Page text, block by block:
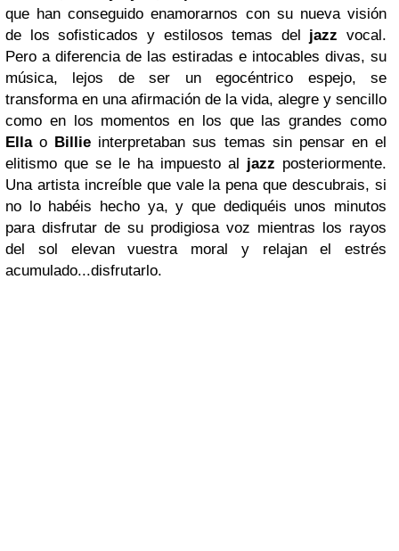
que han conseguido enamorarnos con su nueva visión
de los sofisticados y estilosos temas del jazz vocal.
Pero a diferencia de las estiradas e intocables divas, su
música, lejos de ser un egocéntrico espejo, se
transforma en una afirmación de la vida, alegre y sencillo
como en los momentos en los que las grandes como
Ellao Billie interpretaban sus temas sin pensar en el
elitismo que se le ha impuesto al jazz posteriormente.
Una artista increíble que vale la pena que descubrais, si
no lo habéis hecho ya, y que dediquéis unos minutos
para disfrutar de su prodigiosa voz mientras los rayos
del sol elevan vuestra moral y relajan el estrés
acumulado...disfrutarlo.